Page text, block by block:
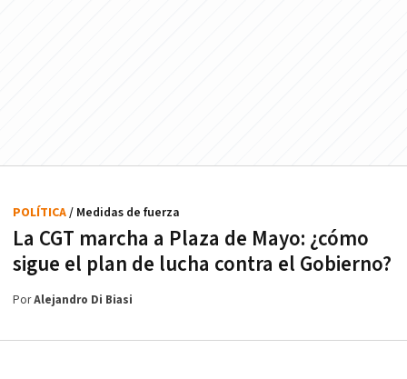
La CGT marcha a Plaza de Mayo: ¿cómo
sigue el plan de lucha contra el Gobierno?
POLÍTICA/ Medidas de fuerza
PorAlejandro Di Biasi